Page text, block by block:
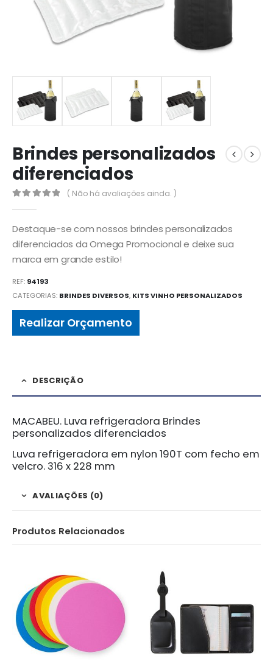
Brindes personalizados
diferenciados
( Não há avaliações ainda. )
Destaque-se com nossos brindes personalizados
diferenciados da Omega Promocional e deixe sua
marca em grande estilo!
REF: 94193
CATEGORIAS: BRINDES DIVERSOS, KITS VINHO PERSONALIZADOS
Realizar Orçamento
DESCRIÇÃO
MACABEU. Luva refrigeradora Brindes
personalizados diferenciados
Luva refrigeradora em nylon 190T com fecho em
velcro. 316 x 228 mm
AVALIAÇÕES (0)
Produtos Relacionados